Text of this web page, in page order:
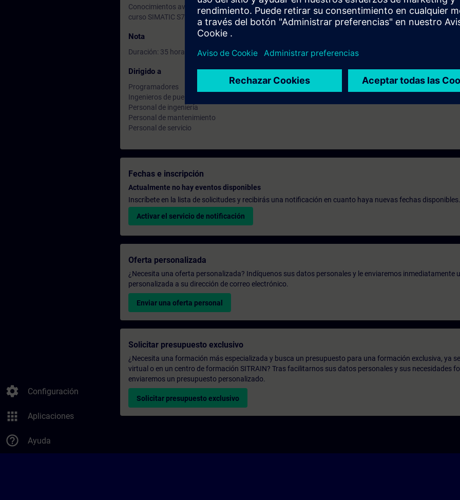
settings Configuración
apps Aplicaciones
help_outline Ayuda
Conocimientos avanzados de programación de PLC's SIMATIC S7 300 / 400 o haber participado
curso SIMATIC S7 300/400 nivel 2
Nota
Duración: 35 horas
Dirigido a
Programadores
Ingenieros de puesta en marcha
Personal de ingeniería
Personal de mantenimiento
Personal de servicio
Fechas e inscripción
Actualmente no hay eventos disponibles
Inscríbete en la lista de solicitudes y recibirás una notificación en cuanto haya nuevas fechas disponibles.
Activar el servicio de notificación
Oferta personalizada
¿Necesita una oferta personalizada? Indíquenos sus datos personales y le enviaremos inmediatamente
personalizada a su dirección de correo electrónico.
Enviar una oferta personal
Solicitar presupuesto exclusivo
¿Necesita una formación más especializada y busca un presupuesto para una formación exclusiva, ya
virtual o en un centro de formación SITRAIN? Tras facilitarnos sus datos personales y sus necesidades
enviaremos un presupuesto personalizado.
Solicitar presupuesto exclusivo